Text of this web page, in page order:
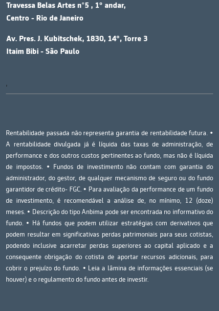
Travessa Belas Artes n°5 , 1º andar,
Centro - Rio de Janeiro
Av. Pres. J. Kubitschek, 1830, 14º, Torre 3
Itaim Bibi - São Paulo
'
Rentabilidade passada não representa garantia de rentabilidade futura. •
A rentabilidade divulgada já é líquida das taxas de administração, de
performance e dos outros custos pertinentes ao fundo, mas não é líquida
de impostos. • Fundos de investimento não contam com garantia do
administrador, do gestor, de qualquer mecanismo de seguro ou do fundo
garantidor de crédito- FGC. • Para avaliação da performance de um fundo
de investimento, é recomendável a análise de, no mínimo, 12 (doze)
meses. • Descrição do tipo Anbima pode ser encontrada no informativo do
fundo. • Há fundos que podem utilizar estratégias com derivativos que
podem resultar em significativas perdas patrimoniais para seus cotistas,
podendo inclusive acarretar perdas superiores ao capital aplicado e a
consequente obrigação do cotista de aportar recursos adicionais, para
cobrir o prejuízo do fundo. • Leia a lâmina de informações essenciais (se
houver) e o regulamento do fundo antes de investir.